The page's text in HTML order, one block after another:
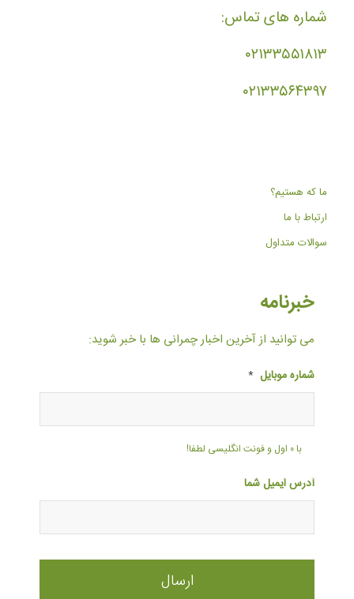
شماره های تماس:
۰۲۱۳۳۵۵۱۸۱۳
۰۲۱۳۳۵۶۴۳۹۷
ما که هستیم؟
ارتباط با ما
سوالات متداول
خبرنامه
می توانید از آخرین اخبار چمرانی ها با خبر شوید:
شماره موبایل *
با ۰ اول و فونت انگلیسی لطفا!
آدرس ایمیل شما